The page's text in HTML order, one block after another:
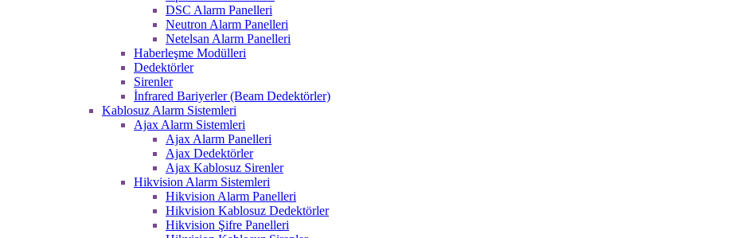
DSC Alarm Panelleri
Neutron Alarm Panelleri
Netelsan Alarm Panelleri
Haberleşme Modülleri
Dedektörler
Sirenler
İnfrared Bariyerler (Beam Dedektörler)
Kablosuz Alarm Sistemleri
Ajax Alarm Sistemleri
Ajax Alarm Panelleri
Ajax Dedektörler
Ajax Kablosuz Sirenler
Hikvision Alarm Sistemleri
Hikvision Alarm Panelleri
Hikvision Kablosuz Dedektörler
Hikvision Şifre Panelleri